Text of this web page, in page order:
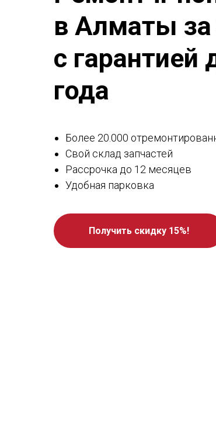
в Алматы
с гарантией
года
Более 20.000
Свой склад запчастей
Рассрочка до 12 месяцев
Удобная парковка
Получить скидку 15%!